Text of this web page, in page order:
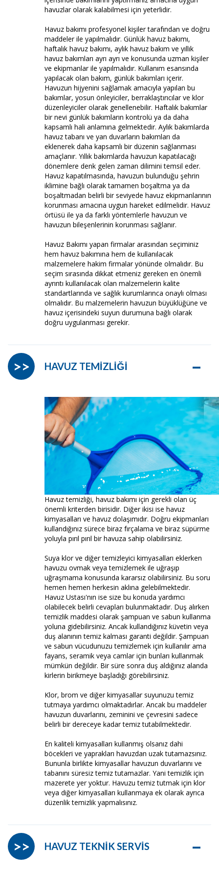
havuzlar olarak kalabilmesi için yeterlidir.
Havuz bakımı profesyonel kişiler tarafından ve doğru
maddeler ile yapılmalıdır. Günlük havuz bakımı,
haftalık havuz bakımı, aylık havuz bakım ve yıllık
havuz bakımları ayrı ayrı ve konusunda uzman kişiler
ve ekipmanlar ile yapılmalıdır. Kullanım esansında
yapılacak olan bakım, günlük bakımları içerir.
Havuzun hijyenini sağlamak amacıyla yapılan bu
bakımlar, yosun önleyiciler, berraklaştırıcılar ve klor
düzenleyiciler olarak genellenebilir. Haftalık bakımlar
bir nevi günlük bakımların kontrolü ya da daha
kapsamlı hali anlamına gelmektedir. Aylık bakımlarda
havuz tabanı ve yan duvarların bakımları da
eklenerek daha kapsamlı bir düzenin sağlanması
amaçlanır. Yıllık bakımlarda havuzun kapatılacağı
dönemlere denk gelen zaman dilimini temsil eder.
Havuz kapatılmasında, havuzun bulunduğu şehrin
iklimine bağlı olarak tamamen boşaltma ya da
boşaltmadan belirli bir seviyede havuz ekipmanlarının
korunması amacına uygun hareket edilmelidir. Havuz
örtüsü ile ya da farklı yöntemlerle havuzun ve
havuzun bileşenlerinin korunması sağlanır.
Havuz Bakımı yapan firmalar arasından seçiminiz
hem havuz bakımına hem de kullanılacak
malzemelere hakim firmalar yönünde olmalıdır. Bu
seçim sırasında dikkat etmeniz gereken en önemli
ayrıntı kullanılacak olan malzemelerin kalite
standartlarında ve sağlık kurumlarınca onaylı olması
olmalıdır. Bu malzemelerin havuzun büyüklüğüne ve
havuz içerisindeki suyun durumuna bağlı olarak
doğru uygulanması gerekir.
HAVUZ TEMİZLİĞİ –
>>
Havuz temizliği, havuz bakımı için gerekli olan üç
önemli kriterden birisidir. Diğer ikisi ise havuz
kimyasalları ve havuz dolaşımıdır. Doğru ekipmanları
kullandığınız sürece biraz fırçalama ve biraz süpürme
yoluyla pırıl pırıl bir havuza sahip olabilirsiniz.
Suya klor ve diğer temizleyici kimyasalları eklerken
havuzu ovmak veya temizlemek ile uğraşıp
uğraşmama konusunda kararsız olabilirsiniz. Bu soru
hemen hemen herkesin aklına gelebilmektedir.
Havuz Ustası'nın ise size bu konuda yardımcı
olabilecek belirli cevapları bulunmaktadır. Duş alırken
temizlik maddesi olarak şampuan ve sabun kullanma
yoluna gidebilirsiniz. Ancak kullandığınız küvetin veya
duş alanının temiz kalması garanti değildir. Şampuan
ve sabun vücudunuzu temizlemek için kullanılır ama
fayans, seramik veya camlar için bunları kullanmak
mümkün değildir. Bir süre sonra duş aldığınız alanda
kirlerin birikmeye başladığı görebilirsiniz.
Klor, brom ve diğer kimyasallar suyunuzu temiz
tutmaya yardımcı olmaktadırlar. Ancak bu maddeler
havuzun duvarlarını, zeminini ve çevresini sadece
belirli bir dereceye kadar temiz tutabilmektedir.
En kaliteli kimyasalları kullanmış olsanız dahi
böcekleri ve yaprakları havuzdan uzak tutamazsınız.
Bununla birlikte kimyasallar havuzun duvarlarını ve
tabanını süresiz temiz tutamazlar. Yani temizlik için
mazerete yer yoktur. Havuzu temiz tutmak için klor
veya diğer kimyasalları kullanmaya ek olarak ayrıca
düzenlik temizlik yapmalısınız.
HAVUZ TEKNİK SERVİS –
>>